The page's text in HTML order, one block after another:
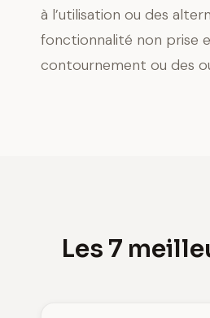
à l’utilisation ou des
fonctionnalité non prise
contournement ou des
Les 7